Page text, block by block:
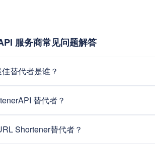
服务商常见问题解答
替代者是谁？
替代者？
Shortener替代者？